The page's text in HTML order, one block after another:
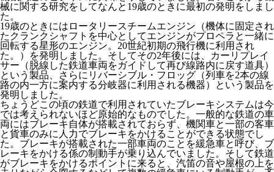
械に関する研究をしてなんと19歳のときに最初の発明をしまし
た。
19歳のときにはロータリースチームエンジン（機体に固定され
たクランクシャフトを中心としてエンジンがプロペラと一緒に
回転する星形のエンジン。20世紀初期の飛行機に利用され
た。）を発明しました。そしてその2年後には、カーリプレイ
サー（脱線した鉄道車両をガイドして再び線路内に戻す道具）
という製品、さらにリバーシブル・フロッグ（列車を2本の線
路の内一方に案内する分岐器に利用される機器）という製品を
発明しました。
ちょうどこの頃の鉄道で利用されていたブレーキシステムは今
では考えられないほど原始的なものでした。一般的な鉄道の車
両にはブレーキ自体が搭載されておらず、機関車と一部の客車
と貨車のみに人力でブレーキをかけることができる状態でし
た。ブレーキが搭載された一部車両のことを緩急車と呼び、ブ
レーキをかける係の制動手が乗り込んでいました。そして鉄道
がブレーキをかけるポイントに来ると、汽笛の音や屋根の上を